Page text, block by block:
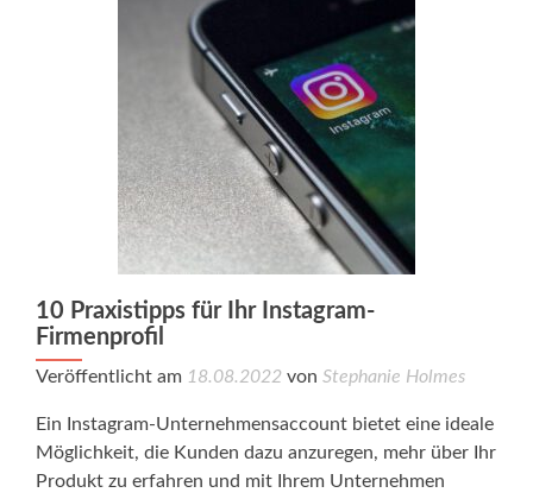
10 Praxistipps für Ihr Instagram-
Firmenprofil
Veröffentlicht am 18.08.2022 von Stephanie Holmes
Ein Instagram-Unternehmensaccount bietet eine ideale
Möglichkeit, die Kunden dazu anzuregen, mehr über Ihr
Produkt zu erfahren und mit Ihrem Unternehmen